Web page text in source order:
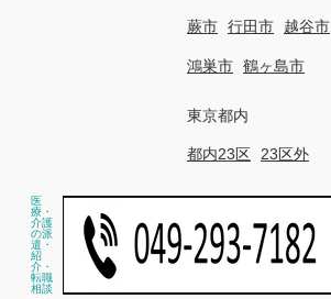
蕨市 行田市 越谷市
鴻巣市 鶴ヶ島市
東京都内
都内23区 23区外
医
療・
介護
の派
遣・
紹
介・
転職
相談